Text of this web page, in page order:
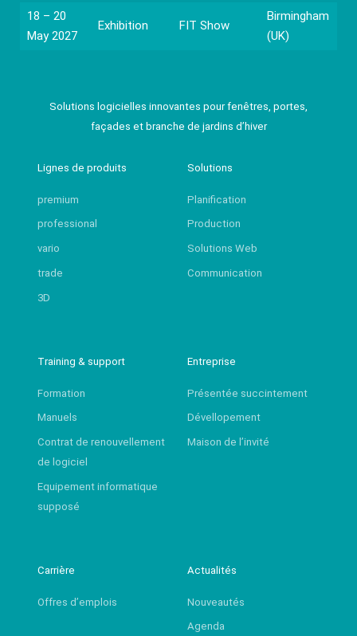
18 – 20
May 2027
Exhibition FIT Show
Birmingham
(UK)
Solutions logicielles innovantes pour fenêtres, portes,
façades et branche de jardins d’hiver
Lignes de produits
premium
professional
vario
trade
3D
Solutions
Planification
Production
Solutions Web
Communication
Training & support
Formation
Manuels
Contrat de renouvellement
de logiciel
Equipement informatique
supposé
Entreprise
Présentée succintement
Dévellopement
Maison de l’invité
Carrière
Offres d’emplois
Actualités
Nouveautés
Agenda